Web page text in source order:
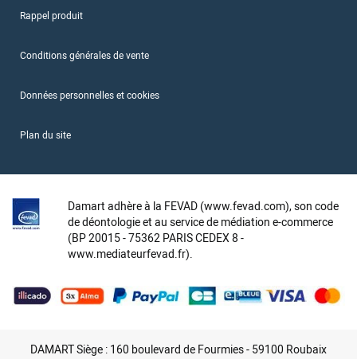
Rappel produit
Conditions générales de vente
Données personnelles et cookies
Plan du site
Damart adhère à la FEVAD (www.fevad.com), son code
de déontologie et au service de médiation e-commerce
(BP 20015 - 75362 PARIS CEDEX 8 -
www.mediateurfevad.fr).
DAMART Siège : 160 boulevard de Fourmies - 59100 Roubaix